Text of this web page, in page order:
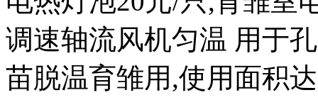
调速轴流风机匀温 用于
苗脱温育雏用,使用面积